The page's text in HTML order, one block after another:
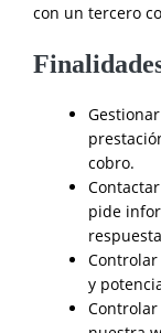
con un tercero
cobro.
pide
y